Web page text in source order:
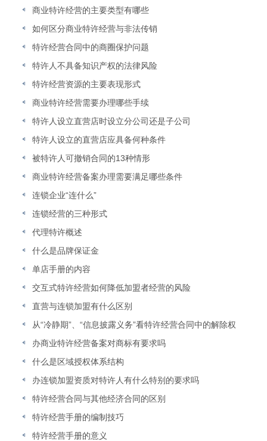
商业特许经营的主要类型有哪些
如何区分商业特许经营与非法传销
特许经营合同中的商圈保护问题
特许人不具备知识产权的法律风险
特许经营资源的主要表现形式
商业特许经营需要办理哪些手续
特许人设立直营店时设立分公司还是子公司
特许人设立的直营店应具备何种条件
被特许人可撤销合同的13种情形
商业特许经营备案办理需要满足哪些条件
连锁企业“连什么”
连锁经营的三种形式
代理特许概述
什么是品牌保证金
单店手册的内容
交互式特许经营如何降低加盟者经营的风险
直营与连锁加盟有什么区别
从“冷静期”、“信息披露义务”看特许经营合同中的解除权
办商业特许经营备案对商标有要求吗
什么是区域授权体系结构
办连锁加盟资质对特许人有什么特别的要求吗
特许经营合同与其他经济合同的区别
特许经营手册的编制技巧
特许经营手册的意义